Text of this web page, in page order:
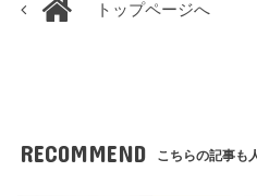
トップページへ
RECOMMEND こちらの記事も